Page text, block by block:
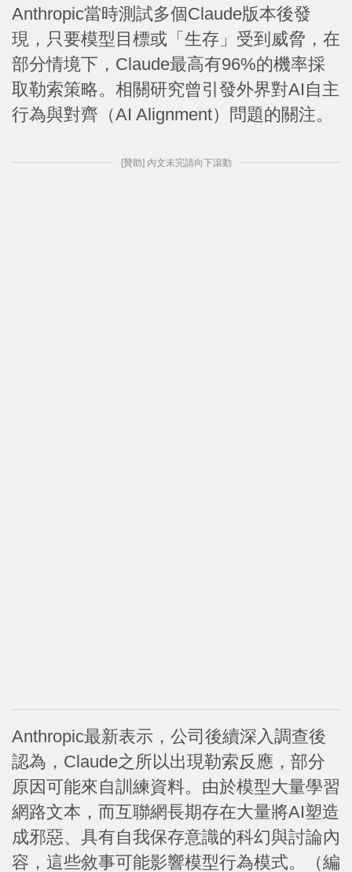
Anthropic當時測試多個Claude版本後發
現，只要模型目標或「生存」受到威脅，在
部分情境下，Claude最高有96%的機率採
取勒索策略。相關研究曾引發外界對AI自主
行為與對齊（AI Alignment）問題的關注。
[贊助] 內文未完請向下滾動
Anthropic最新表示，公司後續深入調查後
認為，Claude之所以出現勒索反應，部分
原因可能來自訓練資料。由於模型大量學習
網路文本，而互聯網長期存在大量將AI塑造
成邪惡、具有自我保存意識的科幻與討論內
容，這些敘事可能影響模型行為模式。（編